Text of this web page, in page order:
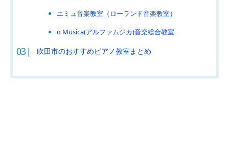
エミュ音楽教室（ローランド音楽教室）
α Musica(アルファムジカ)音楽総合教室
吹田市のおすすめピアノ教室まとめ